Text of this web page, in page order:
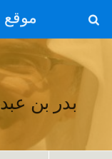
موقع
بدر بن